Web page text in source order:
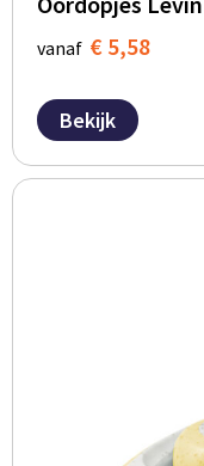
vanaf € 5,58
Bekijk